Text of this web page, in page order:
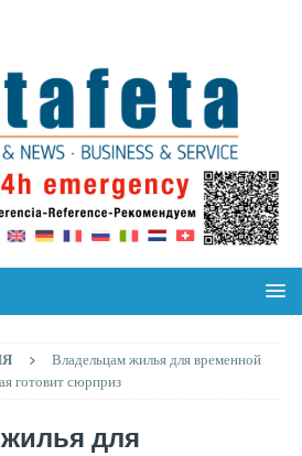
Владельцам жилья для временной
готовит сюрприз
для